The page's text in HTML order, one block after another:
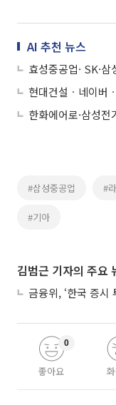
AI 추천 뉴스
효성중공업· SK·삼
현대건설ㆍ네이버
한화에어로·삼성
#삼성중공업 #
#기아
김범근 기자의 주요
좋아요
0